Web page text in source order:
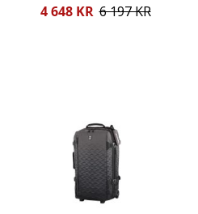
Reducerat
4 648 KR 6 197 KR